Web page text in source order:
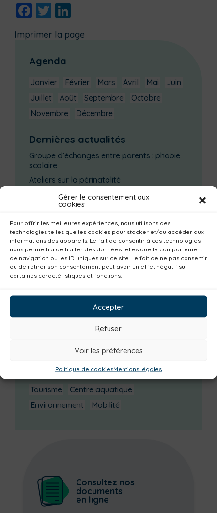
Gérer le consentement aux
cookies
Pour offrir les meilleures expériences, nous utilisons des
technologies telles que les cookies pour stocker et/ou accéder aux
informations des appareils. Le fait de consentir à ces technologies
nous permettra de traiter des données telles que le comportement
de navigation ou les ID uniques sur ce site. Le fait de ne pas consentir
ou de retirer son consentement peut avoir un effet négatif sur
certaines caractéristiques et fonctions.
Accepter
Refuser
Voir les préférences
Politique de cookiesMentions légales
Facebook
Twitter
Imprimer la page
Agenda
Janvier Février Mars Avril Mai
Juin
Juillet
Août Septembre
Octobre
Novembre
Décembre
Dernières actualités
Groupe d’échanges entre parents : phobie
scolaire
Ateliers sur la périnatalité
La saison culturelle 2026-2027 est lancée !
Changements d’horaires activités jeunes
Enquête publique
Catégories actualités / agenda
Petite enfance Santé
Plan climat
Alimentation
Habitat
Economie
Jeunesse
Sport Emploi
Communes
Numérique
Réemploi Seniors
Culture
Non classé
Solidarité
Tourisme
Centre aquatique
Environnement
Mobilité
Consultez nos
documents
en ligne